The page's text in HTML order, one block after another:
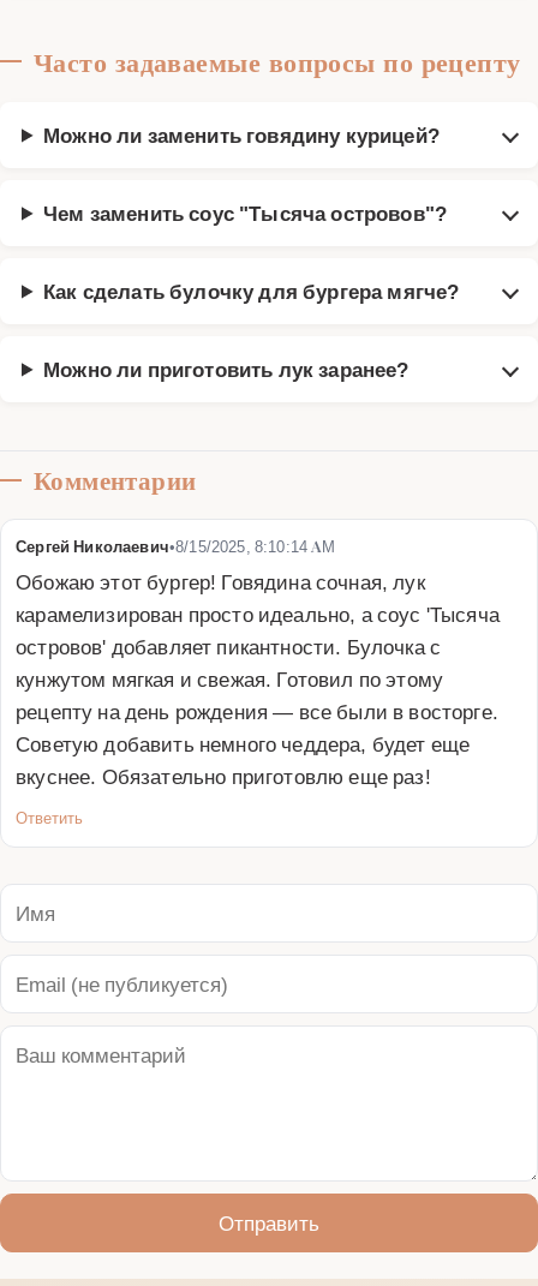
Часто задаваемые вопросы по рецепту
Можно ли заменить говядину курицей?
Чем заменить соус "Тысяча островов"?
Как сделать булочку для бургера мягче?
Можно ли приготовить лук заранее?
Комментарии
Сергей Николаевич•8/15/2025, 8:10:14 AM
Обожаю этот бургер! Говядина сочная, лук
карамелизирован просто идеально, а соус 'Тысяча
островов' добавляет пикантности. Булочка с
кунжутом мягкая и свежая. Готовил по этому
рецепту на день рождения — все были в восторге.
Советую добавить немного чеддера, будет еще
вкуснее. Обязательно приготовлю еще раз!
Ответить
Отправить